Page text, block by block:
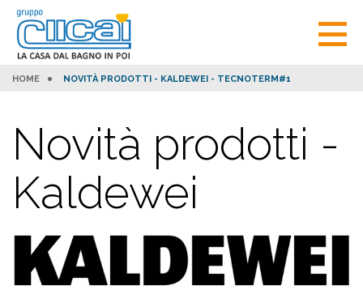
HOME NOVITÀ PRODOTTI - KALDEWEI - TECNOTERM#1
Novità prodotti -
Kaldewei